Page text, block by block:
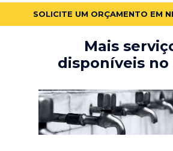
SOLICITE UM ORÇAMENTO EM
Mais
disponíveis no